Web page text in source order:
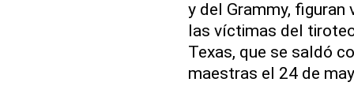
y del Grammy, figuran
las víctimas del
Texas, que se saldó
maestras el 24 de